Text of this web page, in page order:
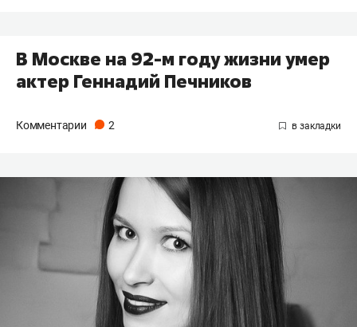
В Москве на 92-м году жизни умер
актер Геннадий Печников
Комментарии 2